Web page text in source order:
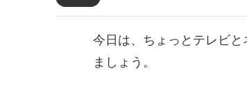
今日は、ちょっとテレビ
ましょう。